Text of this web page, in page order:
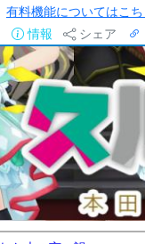
有料機能についてはこち
情報
シェア